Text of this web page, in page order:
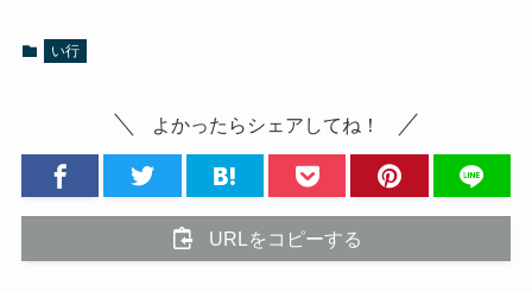
い行
よかったらシェアしてね！
URLをコピーする